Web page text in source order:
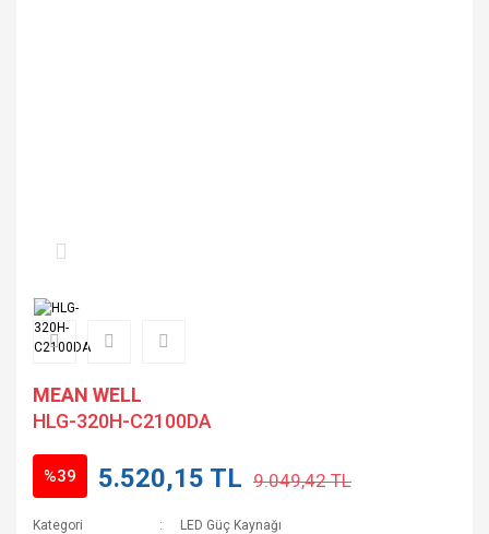
MEAN WELL
HLG-320H-C2100DA
%39 5.520,15 TL 9.049,42 TL
Kategori
LED Güç Kaynağı